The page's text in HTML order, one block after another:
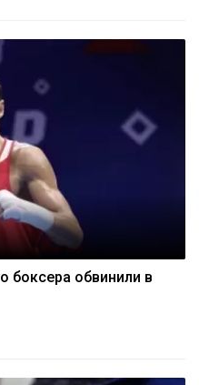
боксера обвинили в